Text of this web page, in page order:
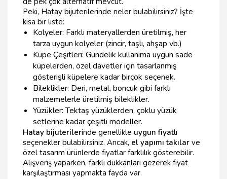
Peki, Hatay bijuterilerinde neler bulabilirsiniz? İşte
kısa bir liste:
Kolyeler: Farklı materyallerden üretilmiş, her
tarza uygun kolyeler (zincir, taşlı, ahşap vb.)
Küpe Çeşitleri: Gündelik kullanıma uygun sade
küpelerden, özel davetler için tasarlanmış
gösterişli küpelere kadar birçok seçenek.
Bileklikler: Deri, metal, boncuk gibi farklı
malzemelerle üretilmiş bileklikler.
Yüzükler: Tektaş yüzüklerden, çoklu yüzük
setlerine kadar çeşitli modeller.
Hatay bijuterilerinde genellikle uygun fiyatlı
seçenekler bulabilirsiniz. Ancak, el yapımı takılar ve
özel tasarım ürünlerde fiyatlar farklılık gösterebilir.
Alışveriş yaparken, farklı dükkanları gezerek fiyat
karşılaştırması yapmakta fayda var.